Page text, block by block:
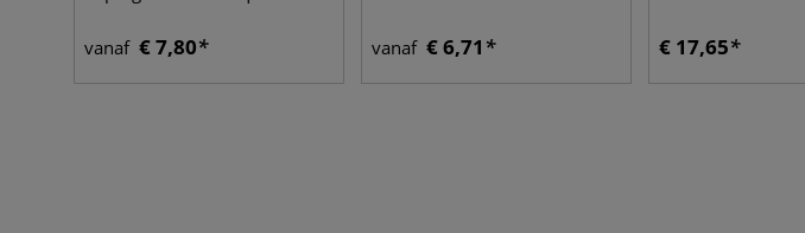
vanaf € 7,80 vanaf € 6,71 € 17,65